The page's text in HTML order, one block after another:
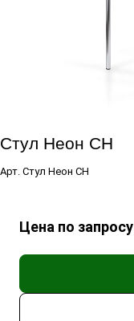
Стул Неон СН
Арт. Стул Неон СН
Цена по запросу